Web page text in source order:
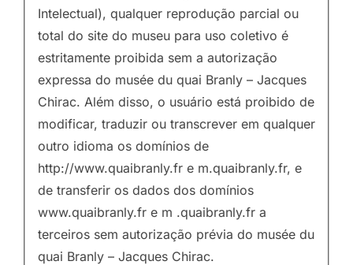
Intelectual), qualquer reprodução parcial ou
total do site do museu para uso coletivo é
estritamente proibida sem a autorização
expressa do musée du quai Branly – Jacques
Chirac. Além disso, o usuário está proibido de
modificar, traduzir ou transcrever em qualquer
outro idioma os domínios de
http://www.quaibranly.fr e m.quaibranly.fr, e
de transferir os dados dos domínios
www.quaibranly.fr e m .quaibranly.fr a
terceiros sem autorização prévia do musée du
quai Branly – Jacques Chirac.